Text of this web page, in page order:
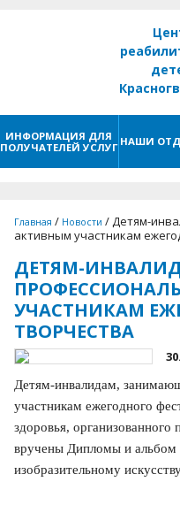
ИНФОРМАЦИЯ ДЛЯ
ПОЛУЧАТЕЛЕЙ УСЛУГ НАШИ
Главная / Новости /Детям-
активным участникам
ДЕТЯМ-
УЧАСТНИКАМ
ТВОРЧЕСТВА
Детям-инвалидам,
участникам ежегодного
здоровья,
вручены Дипломы и альбом
изобразительному